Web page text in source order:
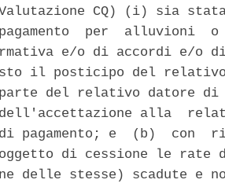
CQ) (i) sia
per  alluvioni
e/o di accordi e/o
il posticipo del relativo
parte del relativo datore di
alla
pagamento; e  (b)  con
oggetto di cessione le rate
delle stesse) scadute e